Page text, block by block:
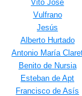
Vito José
Vulfrano
Jesús
Alberto Hurtado
Antonio María
Benito de Nursia
Esteban de Apt
Francisco de Asís